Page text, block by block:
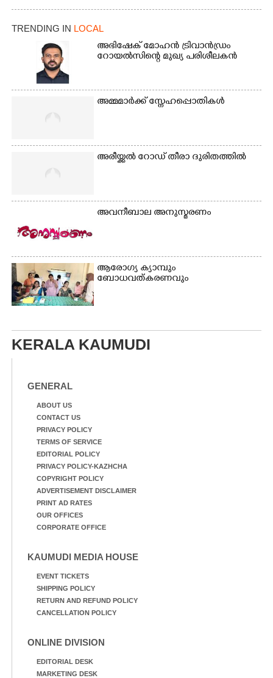
TRENDING IN LOCAL
അഭിഷേക് മോഹൻ ട്രിവാൻഡ്രം
റോയൽസിന്റെ മുഖ്യ പരിശീലകൻ
അമ്മമാർക്ക് സ്നേഹപ്പൊതികൾ
അരീയ്ക്കൽ റോഡ് തീരാ ദുരിതത്തിൽ
അവനീബാല അനുസ്മരണം
ആരോഗ്യ ക്യാമ്പും
ബോധവത്കരണവും
KERALA KAUMUDI
GENERAL
ABOUT US
CONTACT US
PRIVACY POLICY
TERMS OF SERVICE
EDITORIAL POLICY
PRIVACY POLICY-KAZHCHA
COPYRIGHT POLICY
ADVERTISEMENT DISCLAIMER
PRINT AD RATES
OUR OFFICES
CORPORATE OFFICE
KAUMUDI MEDIA HOUSE
EVENT TICKETS
SHIPPING POLICY
RETURN AND REFUND POLICY
CANCELLATION POLICY
ONLINE DIVISION
EDITORIAL DESK
MARKETING DESK